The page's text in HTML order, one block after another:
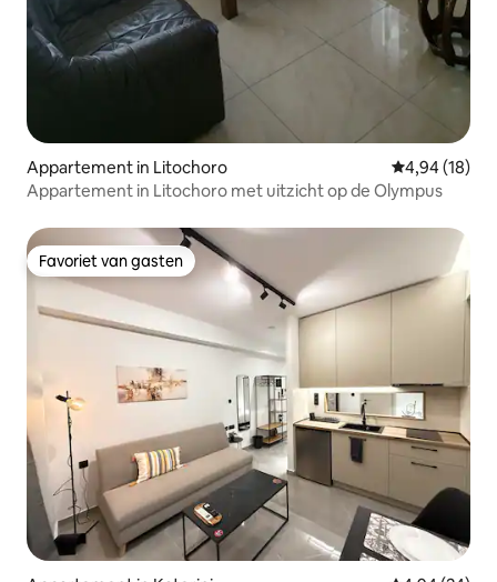
Appartement in Litochoro Gemiddelde
4,94 (18)
Appartement in Litochoro met uitzicht op de Olympus
Favoriet van gasten
Favoriet van gasten